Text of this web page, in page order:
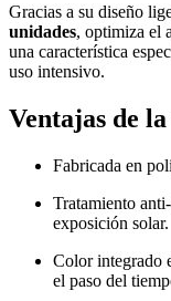
Gracias a su diseño
unidades, optimiza el
una característica
uso intensivo.
Ventajas de
Fabricada en
Tratamiento
exposición solar.
Color integrado
el paso del